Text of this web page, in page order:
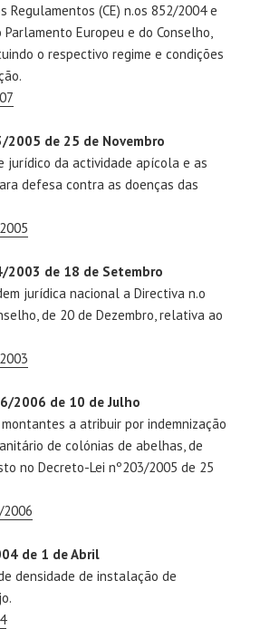
Regulamentos (CE) n.os 852/2004 e
Europeu e do Conselho,
o respectivo regime e condições
2005 de 25 de Novembro
jurídico da actividade apícola e as
defesa contra as doenças das
2003 de 18 de Setembro
jurídica nacional a Directiva n.o
de 20 de Dezembro, relativa ao
2006 de 10 de Julho
a atribuir por indemnização
de colónias de abelhas, de
no Decreto-Lei nº203/2005 de 25
2006
de 1 de Abril
densidade de instalação de